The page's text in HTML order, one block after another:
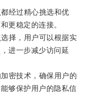
经过精心挑选和优
更稳定的连接。
择，用户可以根据实
进一步减少访问延
密技术，确保用户的
够保护用户的隐私信